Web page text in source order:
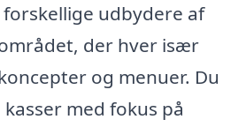
udbydere af
der hver især
og menuer. Du
med fokus på